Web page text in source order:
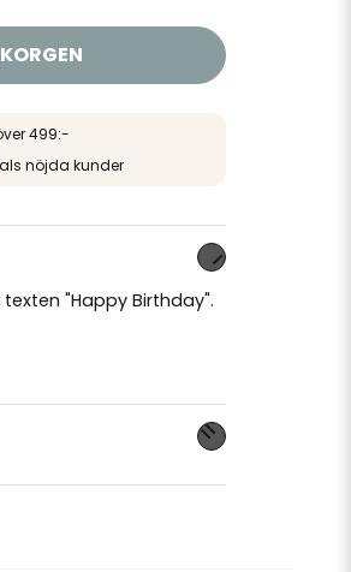
499:-
nöjda kunder
"Happy Birthday".